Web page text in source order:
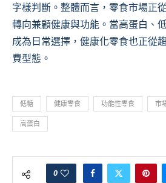
字樣判斷。整體而言，零食市場正
轉向兼顧健康與功能。當高蛋白、
成為日常選擇，健康化零食也正從
費型態。
低糖 健康零食 功能性零食 市
高蛋白
0